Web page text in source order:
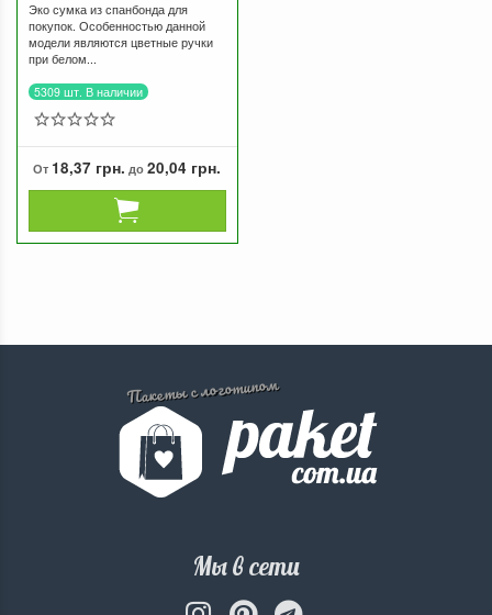
Эко сумка из спанбонда для
покупок. Особенностью данной
модели являются цветные ручки
при белом...
5309 шт. В наличии
От 18,37 грн. до20,04 грн.
Пакеты с логотипом
Мы в сети